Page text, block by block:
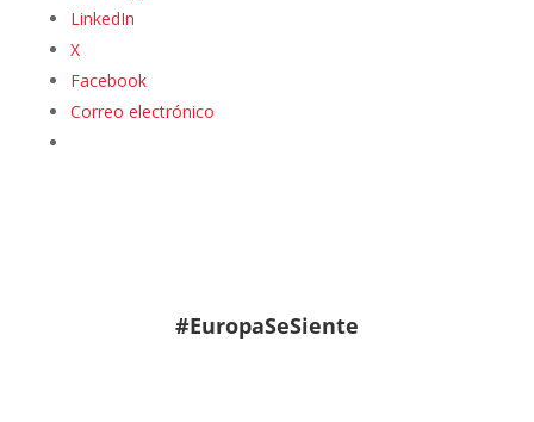
LinkedIn
X
Facebook
Correo electrónico
#EuropaSeSiente